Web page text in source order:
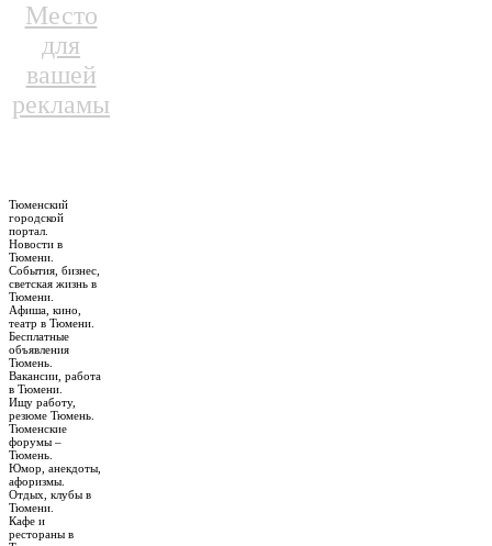
Место
для
вашей
рекламы
Тюменский
городской
портал.
Новости в
Тюмени.
События, бизнес,
светская жизнь в
Тюмени.
Афиша, кино,
театр в Тюмени.
Бесплатные
объявления
Тюмень.
Вакансии, работа
в Тюмени.
Ищу работу,
резюме Тюмень.
Тюменские
форумы –
Тюмень.
Юмор, анекдоты,
афоризмы.
Отдых, клубы в
Тюмени.
Кафе и
рестораны в